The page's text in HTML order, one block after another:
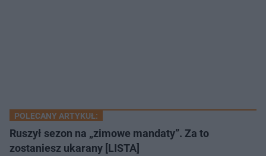
POLECANY ARTYKUŁ:
Ruszył sezon na „zimowe mandaty”. Za to
zostaniesz ukarany [LISTA]